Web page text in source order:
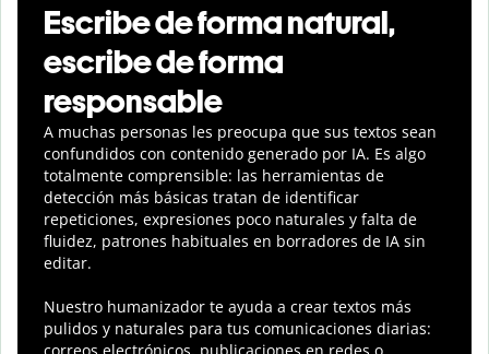
Escribe de forma natural,
escribe de forma
responsable
A muchas personas les preocupa que sus textos sean
confundidos con contenido generado por IA. Es algo
totalmente comprensible: las herramientas de
detección más básicas tratan de identificar
repeticiones, expresiones poco naturales y falta de
fluidez, patrones habituales en borradores de IA sin
editar.
Nuestro humanizador te ayuda a crear textos más
pulidos y naturales para tus comunicaciones diarias: